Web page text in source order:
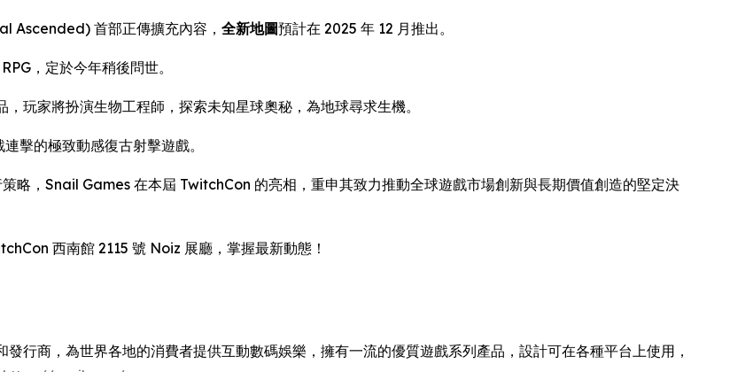
Ascended) 首部正傳擴充內容， 全新地圖預計在 2025 年 12 月推出。
，定於今年稍後問世。
，玩家將扮演生物工程師，探索未知星球奧秘，為地球尋求生機。
擊的極致動感復古射擊遊戲。
略，Snail Games 在本屆 TwitchCon 的亮相，重申其致力推動全球遊戲市場創新與長期價值創造的堅定決
西南館 2115 號 Noiz 展廳，掌握最新動態！
行商，為世界各地的消費者提供互動數碼娛樂，擁有一流的優質遊戲系列產品，設計可在各種平台上使用，